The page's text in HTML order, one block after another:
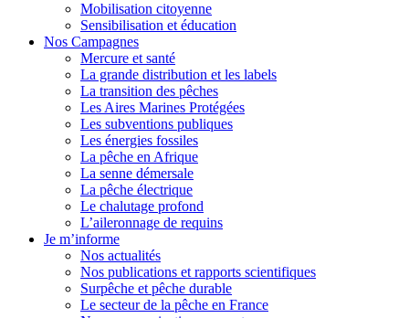
Mobilisation citoyenne
Sensibilisation et éducation
Nos Campagnes
Mercure et santé
La grande distribution et les labels
La transition des pêches
Les Aires Marines Protégées
Les subventions publiques
Les énergies fossiles
La pêche en Afrique
La senne démersale
La pêche électrique
Le chalutage profond
L’aileronnage de requins
Je m’informe
Nos actualités
Nos publications et rapports scientifiques
Surpêche et pêche durable
Le secteur de la pêche en France